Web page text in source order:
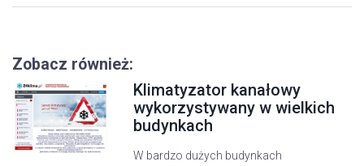
Zobacz również:
Klimatyzator kanałowy
wykorzystywany w wielkich
budynkach
W bardzo dużych budynkach